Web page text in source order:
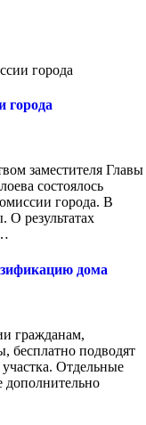
города
города
заместителя Главы
состоялось
города. В
О результатах
дома
гражданам,
бесплатно подводят
Отдельные
дополнительно